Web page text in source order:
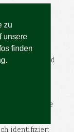
zu
unsere
finden
Ihrer
Ihre
entsprechend
sowie dieser
verschiedene
identifiziert